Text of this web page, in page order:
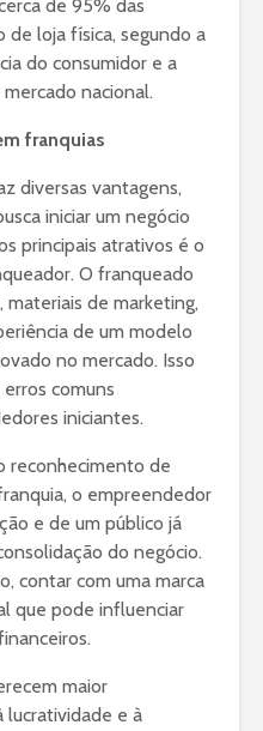
de 95% das
loja física, segundo a
do consumidor e a
nacional.
franquias
diversas vantagens,
iniciar um negócio
principais atrativos é o
O franqueado
de marketing,
de um modelo
no mercado. Isso
comuns
iniciantes.
reconhecimento de
o empreendedor
e de um público já
do negócio.
contar com uma marca
que pode influenciar
maior
lucratividade e à